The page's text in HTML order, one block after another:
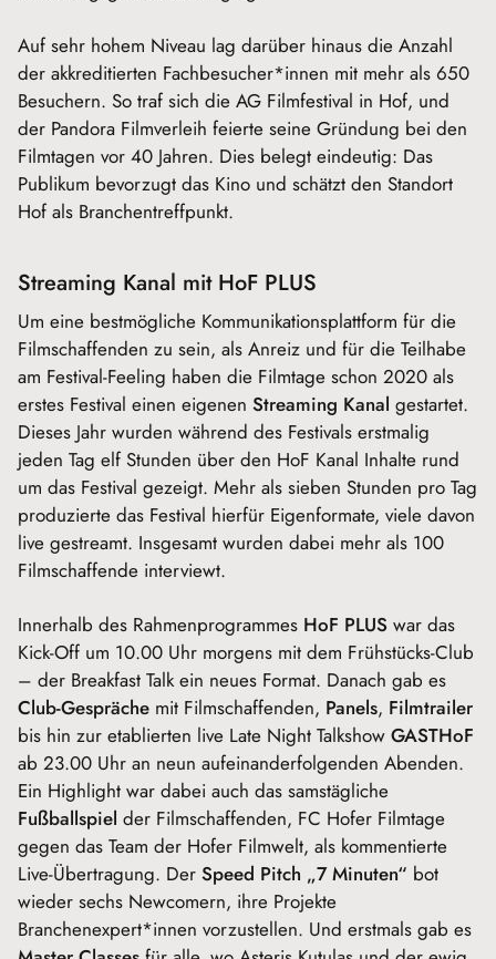
Auf sehr hohem Niveau lag darüber hinaus die Anzahl
der akkreditierten Fachbesucher*innen mit mehr als 650
Besuchern. So traf sich die AG Filmfestival in Hof, und
der Pandora Filmverleih feierte seine Gründung bei den
Filmtagen vor 40 Jahren. Dies belegt eindeutig: Das
Publikum bevorzugt das Kino und schätzt den Standort
Hof als Branchentreffpunkt.
Streaming Kanal mit HoF PLUS
Um eine bestmögliche Kommunikationsplattform für die
Filmschaffenden zu sein, als Anreiz und für die Teilhabe
am Festival-Feeling haben die Filmtage schon 2020 als
erstes Festival einen eigenen Streaming Kanal gestartet.
Dieses Jahr wurden während des Festivals erstmalig
jeden Tag elf Stunden über den HoF Kanal Inhalte rund
um das Festival gezeigt. Mehr als sieben Stunden pro Tag
produzierte das Festival hierfür Eigenformate, viele davon
live gestreamt. Insgesamt wurden dabei mehr als 100
Filmschaffende interviewt.
Innerhalb des Rahmenprogrammes HoF PLUS war das
Kick-Off um 10.00 Uhr morgens mit dem Frühstücks-Club
– der Breakfast Talk ein neues Format. Danach gab es
Club-Gespräche mit Filmschaffenden, Panels, Filmtrailer
bis hin zur etablierten live Late Night Talkshow GASTHoF
ab 23.00 Uhr an neun aufeinanderfolgenden Abenden.
Ein Highlight war dabei auch das samstägliche
Fußballspiel der Filmschaffenden, FC Hofer Filmtage
gegen das Team der Hofer Filmwelt, als kommentierte
Live-Übertragung. Der Speed Pitch „7 Minuten“ bot
wieder sechs Newcomern, ihre Projekte
Branchenexpert*innen vorzustellen. Und erstmals gab es